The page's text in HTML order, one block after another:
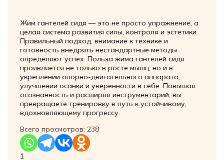
Жим гантелей сидя — это не просто упражнение, а
целая система развития силы, контроля и эстетики.
Правильный подход, внимание к технике и
готовность внедрять нестандартные методы
определяют успех. Польза жима гантелей сидя
проявляется не только в росте мышц, но и в
укреплении опорно-двигательного аппарата,
улучшении осанки и уверенности в себе. Повышая
осознанность и расширяя инструментарий, вы
превращаете тренировку в путь к устойчивому,
вдохновляющему прогрессу.
Всего просмотров: 238
1